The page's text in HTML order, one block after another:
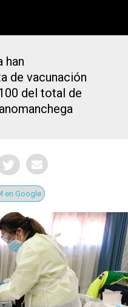
han
de vacunación
del total de
en Google